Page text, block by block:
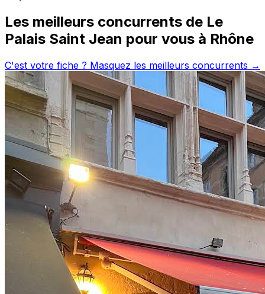
Les meilleurs concurrents de Le
Palais Saint Jean pour vous à Rhône
C'est votre fiche ? Masquez les meilleurs concurrents →